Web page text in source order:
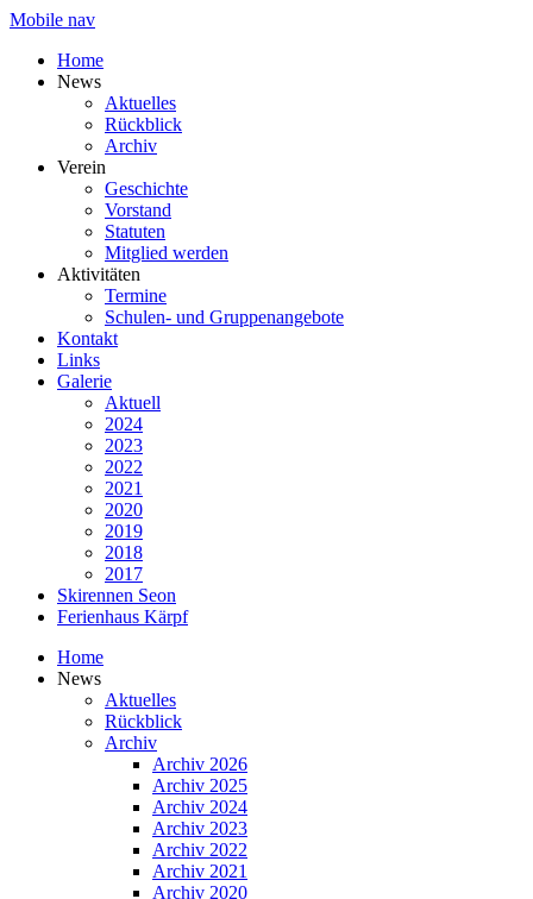
Mobile nav
Home
News
Aktuelles
Rückblick
Archiv
Verein
Geschichte
Vorstand
Statuten
Mitglied werden
Aktivitäten
Termine
Schulen- und Gruppenangebote
Kontakt
Links
Galerie
Aktuell
2024
2023
2022
2021
2020
2019
2018
2017
Skirennen Seon
Ferienhaus Kärpf
Home
News
Aktuelles
Rückblick
Archiv
Archiv 2026
Archiv 2025
Archiv 2024
Archiv 2023
Archiv 2022
Archiv 2021
Archiv 2020